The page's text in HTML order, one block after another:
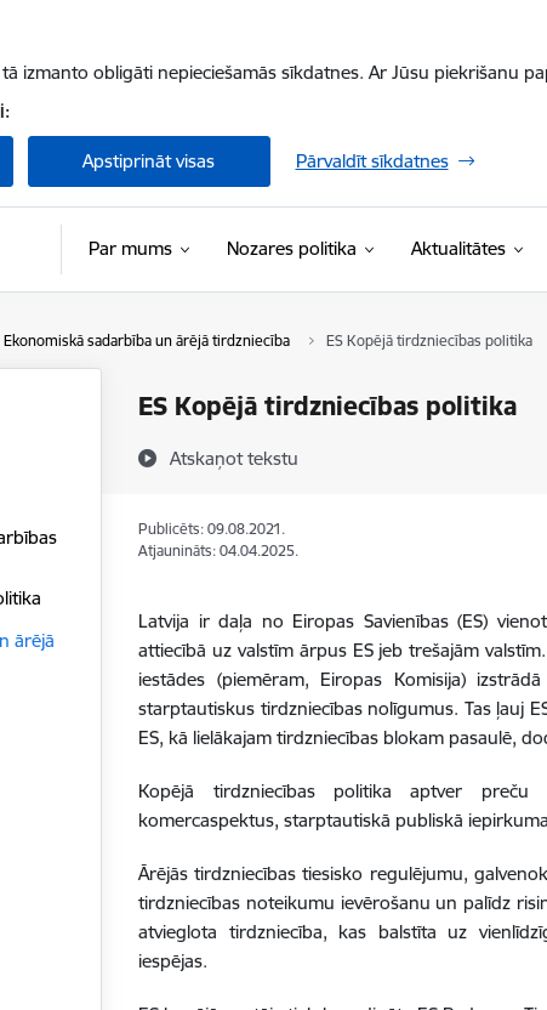
izmanto obligāti nepieciešamās sīkdatnes. Ar Jūsu piekrišanu
Apstiprināt visas Pārvaldīt sīkdatnes
Par mums Nozares politika Aktualitātes
Ekonomiskā sadarbība un ārējā tirdzniecība ES Kopējā tirdzniecības politika
ES Kopējā tirdzniecības politika
Atskaņot tekstu
ārējā
Publicēts: 09.08.2021.
Atjaunināts: 04.04.2025.
Latvija ir daļa no Eiropas Savienības (ES)
attiecībā uz valstīm ārpus ES jeb trešajām
iestādes (piemēram, Eiropas Komisija)
starptautiskus tirdzniecības nolīgumus. Tas ļauj
ES, kā lielākajam tirdzniecības blokam pasaulē,
Kopējā tirdzniecības politika aptver preču
komercaspektus, starptautiskā publiskā
Ārējās tirdzniecības tiesisko regulējumu,
tirdzniecības noteikumu ievērošanu un palīdz
atvieglota tirdzniecība, kas balstīta uz
iespējas.